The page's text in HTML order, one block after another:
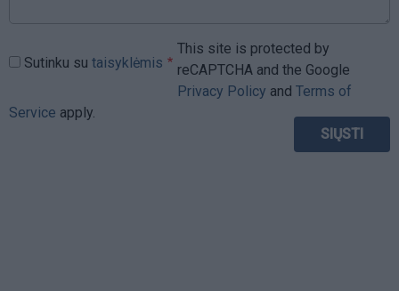
Sutinku su taisyklėmis
This site is protected by
reCAPTCHA and the Google
Privacy Policy and Terms of
Service apply.